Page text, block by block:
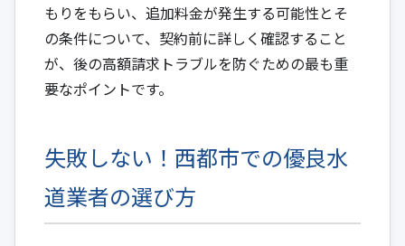
もりをもらい、追加料金が発生する可能性とそ
の条件について、契約前に詳しく確認すること
が、後の高額請求トラブルを防ぐための最も重
要なポイントです。
失敗しない！西都市での優良水
道業者の選び方